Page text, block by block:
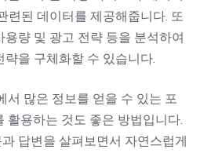
련된 데이터를 제공해줍니다. 또
량 및 광고 전략 등을 분석하여
략을 구체화할 수 있습니다.
서 많은 정보를 얻을 수 있는 포
활용하는 것도 좋은 방법입니다.
답변을 살펴보면서 자연스럽게